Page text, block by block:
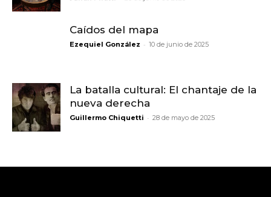
Caídos del mapa
Ezequiel González - 10 de junio de 2025
La batalla cultural: El chantaje de la
nueva derecha
Guillermo Chiquetti - 28 de mayo de 2025